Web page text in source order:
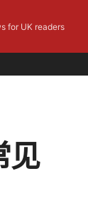
for UK readers
见